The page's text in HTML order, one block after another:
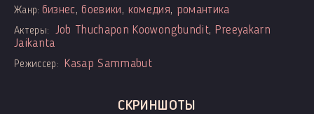
Жанр: бизнес,боевики, комедия, романтика
Актеры: Job Thuchapon Koowongbundit, Preeyakarn
Jaikanta
Режиссер: Kasap Sammabut
СКРИНШОТЫ